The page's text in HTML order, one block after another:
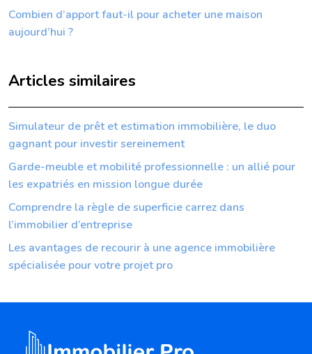
Combien d’apport faut-il pour acheter une maison
aujourd’hui ?
Articles similaires
Simulateur de prêt et estimation immobilière, le duo
gagnant pour investir sereinement
Garde-meuble et mobilité professionnelle : un allié pour
les expatriés en mission longue durée
Comprendre la règle de superficie carrez dans
l’immobilier d’entreprise
Les avantages de recourir à une agence immobilière
spécialisée pour votre projet pro